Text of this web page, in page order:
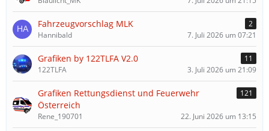
Fahrzeugvorschlag MLK
2
Hannibald
7. Juli 2026 um 07:21
Grafiken by 122TLFA V2.0
11
122TLFA
3. Juli 2026 um 21:09
Grafiken Rettungsdienst und Feuerwehr
Österreich
121
Rene_190701 22. Juni 2026 um 13:15